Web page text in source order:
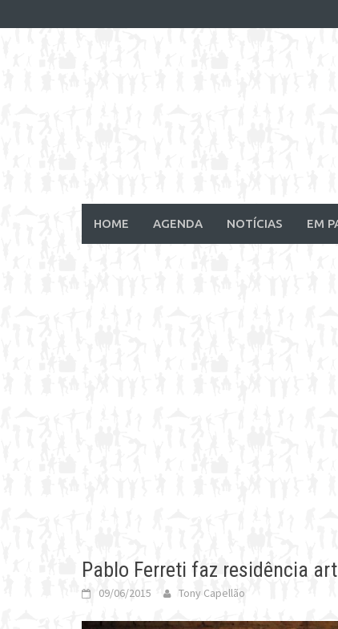
to
HOME AGENDA NOTÍCIAS EM
Pablo Ferreti faz residência
09/06/2015 Tony Capellão